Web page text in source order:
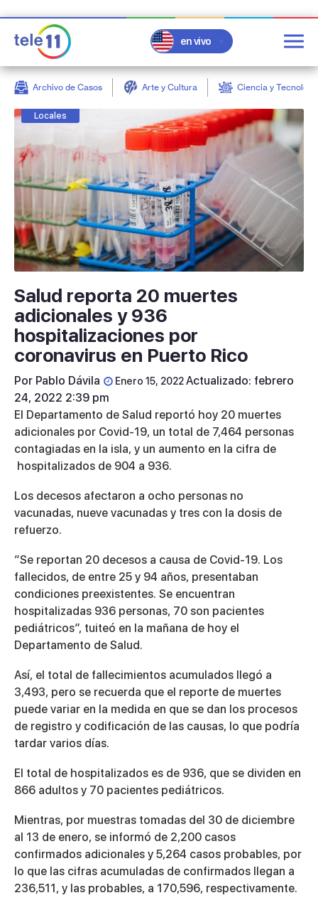
en vivo
Archivo de Casos Arte y Cultura Ciencia y
Locales
Salud reporta 20 muertes
adicionales y 936
hospitalizaciones por
coronavirus en Puerto Rico
Por Pablo Dávila Enero 15, 2022Actualizado: febrero
24, 2022 2:39 pm
El Departamento de Salud reportó hoy 20 muertes
adicionales por Covid-19, un total de 7,464 personas
contagiadas en la isla, y un aumento en la cifra de
hospitalizados de 904 a 936.
Los decesos afectaron a ocho personas no
vacunadas, nueve vacunadas y tres con la dosis de
refuerzo.
“Se reportan 20 decesos a causa de Covid-19. Los
fallecidos, de entre 25 y 94 años, presentaban
condiciones preexistentes. Se encuentran
hospitalizadas 936 personas, 70 son pacientes
pediátricos”, tuiteó en la mañana de hoy el
Departamento de Salud.
Así, el total de fallecimientos acumulados llegó a
3,493, pero se recuerda que el reporte de muertes
puede variar en la medida en que se dan los procesos
de registro y codificación de las causas, lo que podría
tardar varios días.
El total de hospitalizados es de 936, que se dividen en
866 adultos y 70 pacientes pediátricos.
Mientras, por muestras tomadas del 30 de diciembre
al 13 de enero, se informó de 2,200 casos
confirmados adicionales y 5,264 casos probables, por
lo que las cifras acumuladas de confirmados llegan a
236,511, y las probables, a 170,596, respectivamente.
post